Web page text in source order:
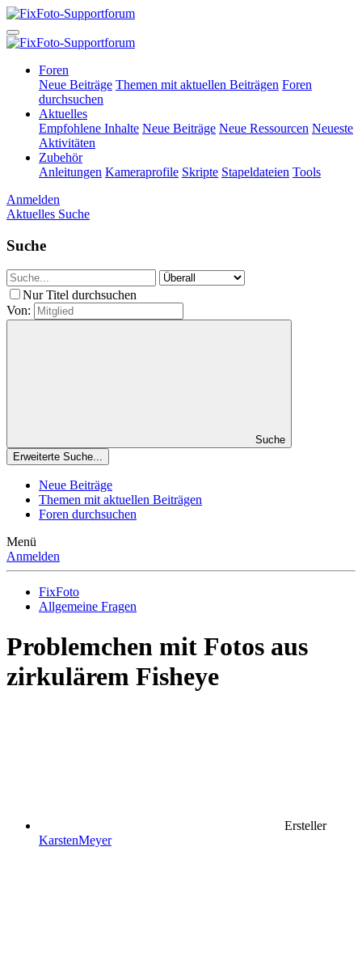
Foren
Neue Beiträge Themen mit aktuellen Beiträgen Foren
durchsuchen
Aktuelles
Empfohlene Inhalte Neue Beiträge Neue Ressourcen Neueste
Aktivitäten
Zubehör
Anleitungen Kameraprofile Skripte Stapeldateien Tools
Anmelden
Aktuelles Suche
Suche
Nur Titel durchsuchen
Von:
Suche
Erweiterte Suche...
Neue Beiträge
Themen mit aktuellen Beiträgen
Foren durchsuchen
Menü
Anmelden
FixFoto
Allgemeine Fragen
Problemchen mit Fotos aus
zirkulärem Fisheye
Ersteller
KarstenMeyer